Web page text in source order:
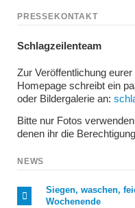
PRESSEKONTAKT
Schlagzeilenteam
Zur Veröffentlichung
Homepage schreibt ein
oder Bildergalerie an:
Bitte nur Fotos
denen ihr die
NEWS
Siegen, waschen,
Wochenende